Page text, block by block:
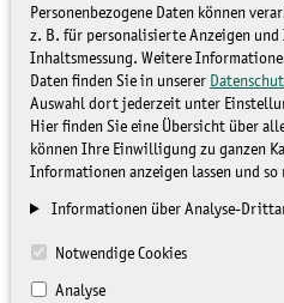
Personenbezogene Daten können
z. B. für personalisierte Anzeigen
Inhaltsmessung. Weitere
Daten finden Sie in unserer
Auswahl dort jederzeit unter
Hier finden Sie eine Übersicht über
können Ihre Einwilligung zu ganzen
Informationen anzeigen lassen und so
Informationen über Analyse-
Notwendige Cookies
Analyse
NICHT